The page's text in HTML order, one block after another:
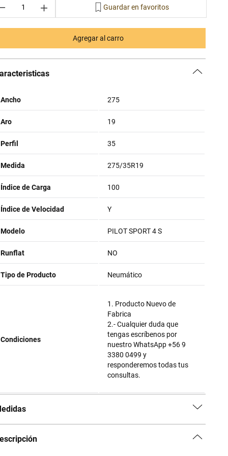
＋
Agregar al carro
Ancho 275
Aro 19
Perfil 35
Medida 275/35R19
Índice de Carga 100
Índice de Velocidad Y
Modelo PILOT SPORT 4 S
Runflat NO
Tipo de Producto Neumático
Condiciones
1. Producto Nuevo de
Fabrica
2.- Cualquier duda que
tengas escríbenos por
nuestro WhatsApp +56 9
3380 0499 y
responderemos todas tus
consultas.